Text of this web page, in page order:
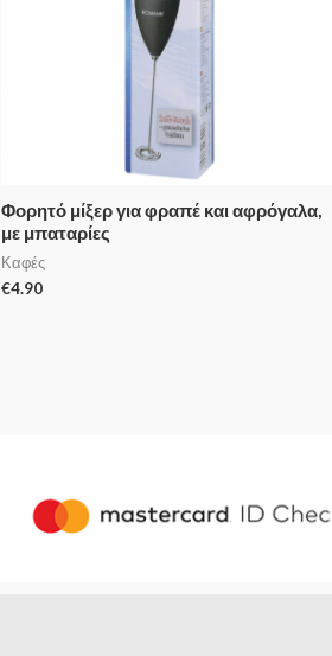
Φορητό μίξερ για φραπέ και αφρόγαλα,
με μπαταρίες
Καφές
€4.90